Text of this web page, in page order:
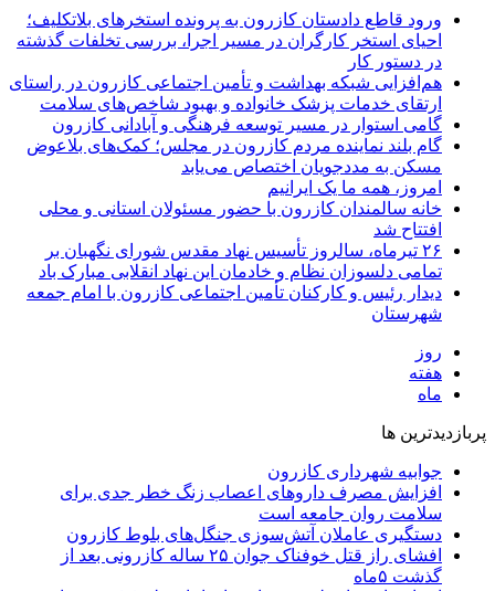
ورود قاطع دادستان کازرون به پرونده استخرهای بلاتکلیف؛
احیای استخر کارگران در مسیر اجرا، بررسی تخلفات گذشته
در دستور کار
هم‌افزایی شبکه بهداشت و تأمین اجتماعی کازرون در راستای
ارتقای خدمات پزشک خانواده و بهبود شاخص‌های سلامت
گامی استوار در مسیر توسعه فرهنگی و آبادانی کازرون
گام بلند نماینده مردم کازرون در مجلس؛ کمک‌های بلاعوض
مسکن به مددجویان اختصاص می‌یابد
امروز، همه ما یک ایرانیم
خانه سالمندان کازرون با حضور مسئولان استانی و محلی
افتتاح شد
۲۶ تیرماه، سالروز تأسیس نهاد مقدس شورای نگهبان بر
تمامی دلسوزان نظام و خادمان این نهاد انقلابی مبارک باد
دیدار رئیس و کارکنان تأمین اجتماعی کازرون با امام جمعه
شهرستان
روز
هفته
ماه
پربازدیدترین ها
جوابیه شهرداری کازرون
افزایش مصرف داروهای اعصاب زنگ خطر جدی برای
سلامت روان جامعه است
دستگیری عاملان آتش‌سوزی جنگل‌های بلوط کازرون
افشای راز قتل خوفناک جوان ۲۵ ساله کازرونی بعد از
گذشت ۵ماه